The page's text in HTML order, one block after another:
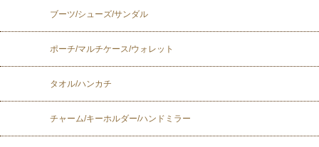
ブーツ/シューズ/サンダル
ポーチ/マルチケース/ウォレット
タオル/ハンカチ
チャーム/キーホルダー/ハンドミラー